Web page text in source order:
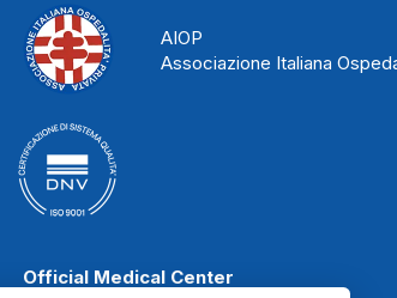
AIOP
Associazione Italiana
Official Medical Center